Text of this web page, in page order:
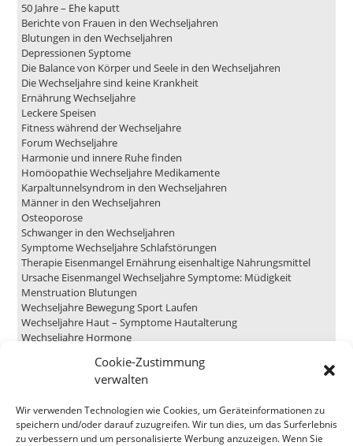
Cookie-Zustimmung
verwalten
Wir verwenden Technologien wie Cookies, um Geräteinformationen zu
speichern und/oder darauf zuzugreifen. Wir tun dies, um das Surferlebnis
zu verbessern und um personalisierte Werbung anzuzeigen. Wenn Sie
50 Jahre – Ehe kaputt
Berichte von Frauen in den Wechseljahren
Blutungen in den Wechseljahren
Depressionen Syptome
Die Balance von Körper und Seele in den Wechseljahren
Die Wechseljahre sind keine Krankheit
Ernährung Wechseljahre
Leckere Speisen
Fitness während der Wechseljahre
Forum Wechseljahre
Harmonie und innere Ruhe finden
Homöopathie Wechseljahre Medikamente
Karpaltunnelsyndrom in den Wechseljahren
Männer in den Wechseljahren
Osteoporose
Schwanger in den Wechseljahren
Symptome Wechseljahre Schlafstörungen
Therapie Eisenmangel Ernährung eisenhaltige Nahrungsmittel
Ursache Eisenmangel Wechseljahre Symptome: Müdigkeit
Menstruation Blutungen
Wechseljahre Bewegung Sport Laufen
Wechseljahre Haut – Symptome Hautalterung
Wechseljahre Hormone
Wechseljahre Symptome Angst und Unsicherheit
Leckere Speisen